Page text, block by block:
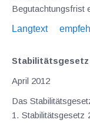
Begutachtungsfrist
Langtext
Stabilitätsgesetz
April 2012
Das
1. Stabilitätsgesetz 2012 bezeichnet und tritt